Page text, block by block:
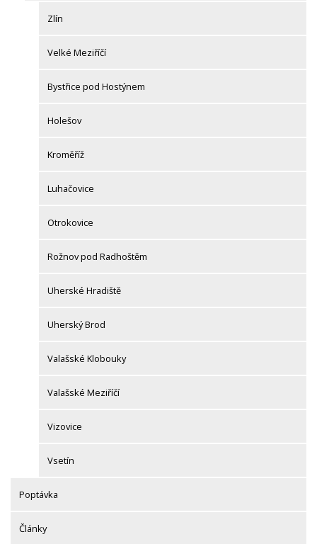
Zlín
Velké Meziříčí
Bystřice pod Hostýnem
Holešov
Kroměříž
Luhačovice
Otrokovice
Rožnov pod Radhoštěm
Uherské Hradiště
Uherský Brod
Valašské Klobouky
Valašské Meziříčí
Vizovice
Vsetín
Poptávka
Články